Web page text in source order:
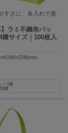
すさに、名入れで差
】ラミ不織布バッ
サイズ｜100枚入
⁄ 1枚
途